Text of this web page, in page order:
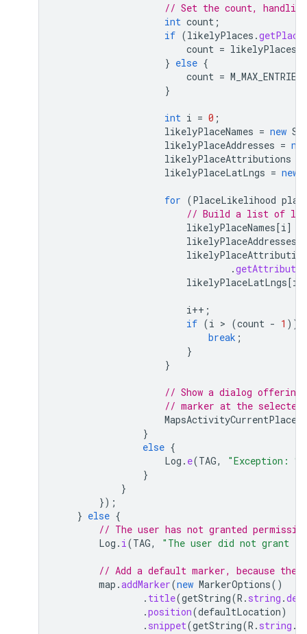
// Set the count,
int count ;
if (likelyPlaces .
count = likelyPlaces
} else {
count = M_MAX_ENTRIES
}
int i = 0 ;
likelyPlaceNames = new
likelyPlaceAddresses = new
likelyPlaceAttributions
likelyPlaceLatLngs = new
for (PlaceLikelihood
// Build a list of
likelyPlaceNames[i ]
likelyPlaceAddresses
.
likelyPlaceLatLngs[i
i++ ;
if (i > (count - 1 ))
break ;
}
}
// Show a dialog
// marker at the selected
MapsActivityCurrentPlace
}
else {
Log . e(TAG,
"Exception:
}
}
});
} else {
// The user has not granted
Log . i (TAG, "The user did not grant
// Add a default marker, because the
map .addMarker(new MarkerOptions()
. title(getString(R . string .
.position(defaultLocation)
. snippet(getString(R . string .